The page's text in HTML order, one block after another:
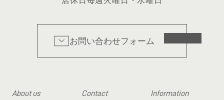
お問い合わせフォーム
About us
Contact
Information